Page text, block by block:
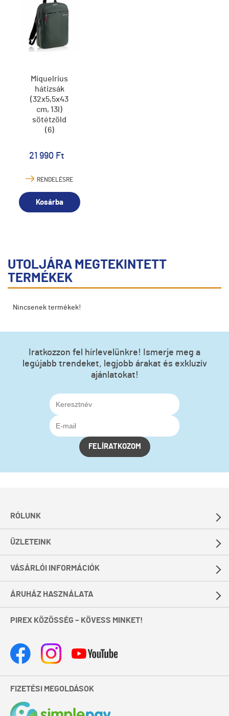
Miquelrius
hátizsák
(32x5,5x43
cm, 13l)
sötétzöld
(6)
21 990 Ft
RENDELÉSRE
Kosárba
UTOLJÁRA MEGTEKINTETT
TERMÉKEK
Nincsenek termékek!
Iratkozzon fel hírlevelünkre! Ismerje meg a
legújabb trendeket, legjobb árakat és exkluzív
ajánlatokat!
FELÍRATKOZOM
RÓLUNK
ÜZLETEINK
VÁSÁRLÓI INFORMÁCIÓK
ÁRUHÁZ HASZNÁLATA
PIREX KÖZÖSSÉG – KÖVESS MINKET!
FIZETÉSI MEGOLDÁSOK